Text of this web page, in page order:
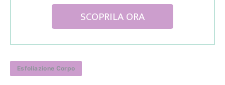
SCOPRILA ORA
Esfoliazione Corpo